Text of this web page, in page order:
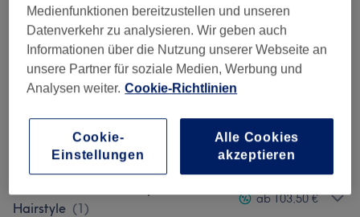
HAARPFLEGE RITUAL La Biosthetique/ Zur
Behandlung Dazu Buchen (1)
ab 12 €
ANSATZFARBE 2cm Auswuchs
(Achtung,keine Folien Strähnen!) (5)
KATRIN MOTTSCHALLS COLOR PAKETE & La
Bio Treatments (1)
280 €
Hairstyle (1)
ab 103,50 €
Medienfunktionen bereitzustellen und unseren
Datenverkehr zu analysieren. Wir geben auch
Informationen über die Nutzung unserer Webseite an
unsere Partner für soziale Medien, Werbung und
Analysen weiter. Cookie-Richtlinien
Cookie-
Einstellungen
Alle Cookies
akzeptieren